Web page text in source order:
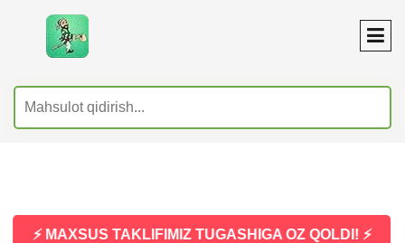
⚡ MAXSUS TAKLIFIMIZ TUGASHIGA OZ QOLDI! ⚡